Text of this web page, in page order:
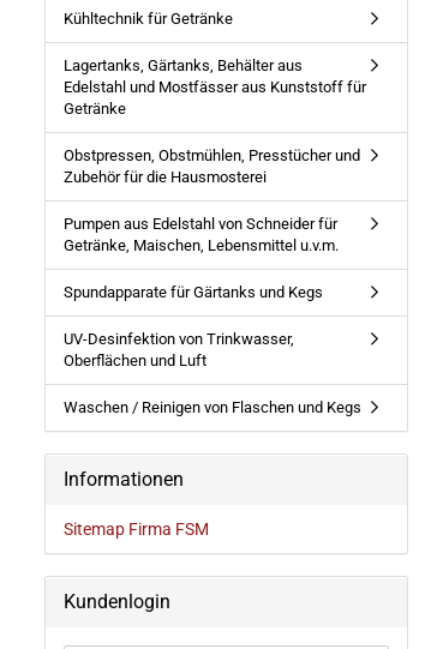
Kühltechnik für Getränke
Lagertanks, Gärtanks, Behälter aus
Edelstahl und Mostfässer aus Kunststoff für
Getränke
Obstpressen, Obstmühlen, Presstücher und
Zubehör für die Hausmosterei
Pumpen aus Edelstahl von Schneider für
Getränke, Maischen, Lebensmittel u.v.m.
Spundapparate für Gärtanks und Kegs
UV-Desinfektion von Trinkwasser,
Oberflächen und Luft
Waschen / Reinigen von Flaschen und Kegs
Informationen
Sitemap Firma FSM
Kundenlogin